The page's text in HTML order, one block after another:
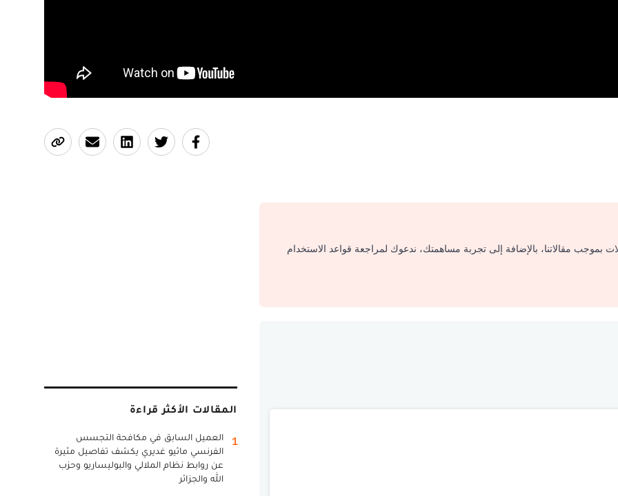
بموجب مقالاتنا، بالإضافة إلى تجربة مساهمتك، ندعوك لمراجعة قواعد الاستخدام
المقالات الأكثر قراءة
1
العميل السابق في مكافحة التجسس
الفرنسي ماثيو غديري يكشف تفاصيل مثيرة
عن روابط نظام الملالي والبوليساريو وحزب
الله والجزائر